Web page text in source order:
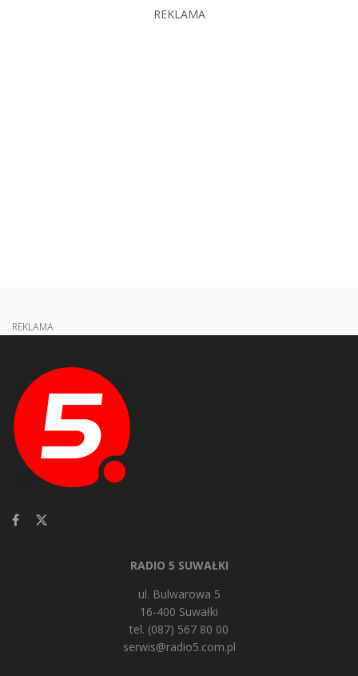
REKLAMA
REKLAMA
RADIO 5 SUWAŁKI
ul. Bulwarowa 5
16-400 Suwałki
tel. (087) 567 80 00
serwis@radio5.com.pl